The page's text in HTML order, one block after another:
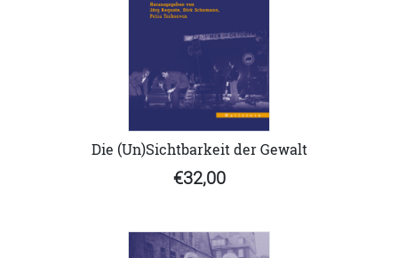
Die (Un)Sichtbarkeit der Gewalt
€32,00